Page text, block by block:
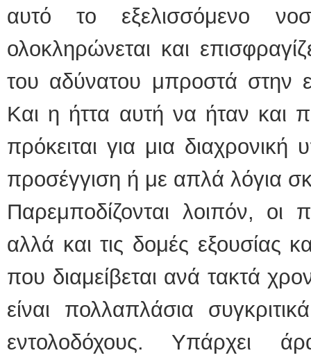
αυτό το εξελισσόμενο
ολοκληρώνεται και
του αδύνατου μπροστά στην
Και η ήττα αυτή να ήταν και
πρόκειται για μια
προσέγγιση ή με απλά λόγια
Παρεμποδίζονται λοιπόν, οι
αλλά και τις δομές εξουσίας
που διαμείβεται ανά τακτά
είναι πολλαπλάσια
εντολοδόχους. Υπάρχει